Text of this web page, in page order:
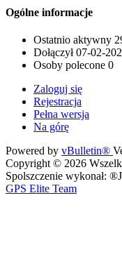
Ogólne informacje
Ostatnio aktywny
Dołączył 07-02-
Osoby polecone 0
Zaloguj się
Rejestracja
Pełna wersja
Na górę
Powered by vBulletin®
Copyright © 2026
Spolszczenie wykonał:
GPS Elite Team